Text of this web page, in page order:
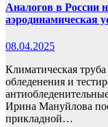
Аналогов в России
аэродинамическая
08.04.2025
Климатическая
обледенения и
Ирина Мануйлова
прикладной…